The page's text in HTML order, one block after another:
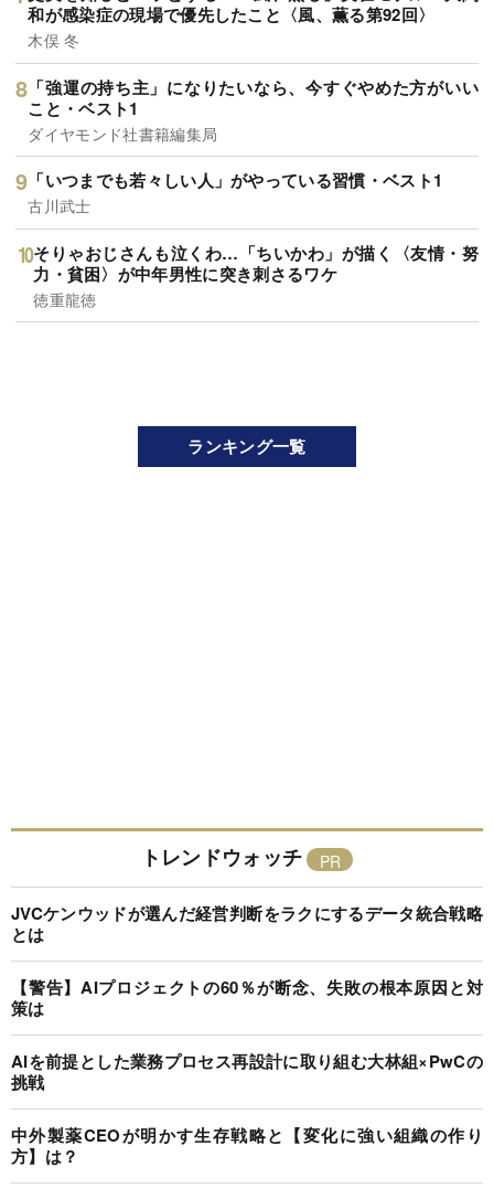
和が感染症の現場で優先したこと〈風、薫る第92回〉
木俣 冬
「強運の持ち主」になりたいなら、今すぐやめた方がいい
こと・ベスト1
ダイヤモンド社書籍編集局
「いつまでも若々しい人」がやっている習慣・ベスト1
古川武士
そりゃおじさんも泣くわ…「ちいかわ」が描く〈友情・努
力・貧困〉が中年男性に突き刺さるワケ
徳重龍徳
ランキング一覧
トレンドウォッチ
JVCケンウッドが選んだ経営判断をラクにするデータ統合戦略
とは
【警告】AIプロジェクトの60％が断念、失敗の根本原因と対
策は
AIを前提とした業務プロセス再設計に取り組む大林組×PwCの
挑戦
中外製薬CEOが明かす生存戦略と【変化に強い組織の作り
方】は？